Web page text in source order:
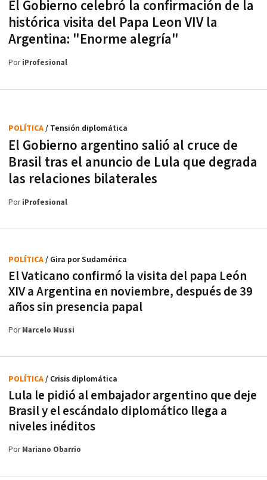
El Gobierno celebró la confirmación de la
histórica visita del Papa Leon VIV la
Argentina: "Enorme alegría"
PoriProfesional
El Gobierno argentino salió al cruce de
Brasil tras el anuncio de Lula que degrada
las relaciones bilaterales
POLÍTICA/ Tensión diplomática
PoriProfesional
El Vaticano confirmó la visita del papa León
XIV a Argentina en noviembre, después de 39
años sin presencia papal
POLÍTICA/ Gira por Sudamérica
PorMarcelo Mussi
Lula le pidió al embajador argentino que deje
Brasil y el escándalo diplomático llega a
niveles inéditos
POLÍTICA/ Crisis diplomática
PorMariano Obarrio